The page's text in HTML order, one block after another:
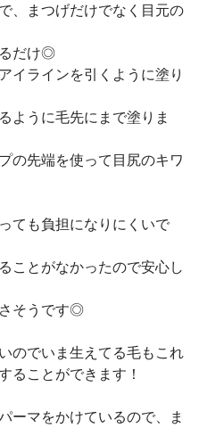
、まつげだけでなく目元の
だけ◎
イラインを引くように塗り
ように毛先にまで塗りま
の先端を使って目尻のキワ
ても負担になりにくいで
ことがなかったので安心し
そうです◎
のでいま生えてる毛もこれ
ることができます！
ーマをかけているので、ま